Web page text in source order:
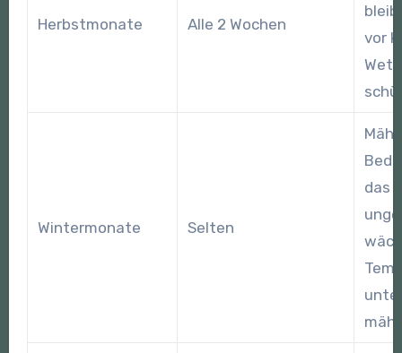
Herbstmonate Alle 2 Wochen
vor
Wintermonate Selten
das